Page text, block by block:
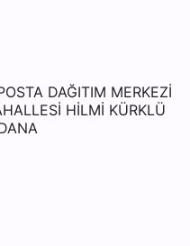
DAĞITIM MERKEZİ
HİLMİ KÜRKLÜ